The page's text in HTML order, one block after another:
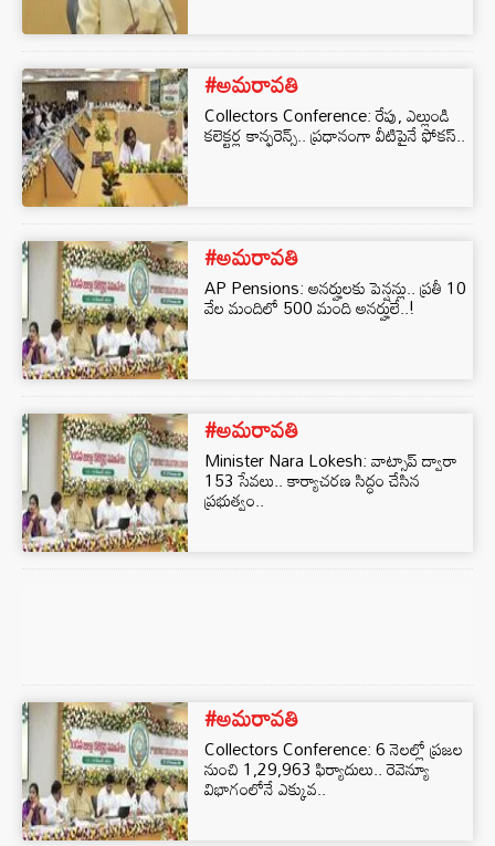
#అమరావతి
Collectors Conference: రేపు, ఎల్లుండి
కలెక్టర్ల కాన్ఫరెన్స్‌.. ప్రధానంగా వీటిపైనే ఫోకస్‌..
#అమరావతి
AP Pensions: అనర్హులకు పెన్షన్లు.. ప్రతీ 10
వేల మందిలో 500 మంది అనర్హులే..!
#అమరావతి
Minister Nara Lokesh: వాట్సాప్ ద్వారా
153 సేవలు.. కార్యాచరణ సిద్ధం చేసిన
ప్రభుత్వం..
#అమరావతి
Collectors Conference: 6 నెలల్లో ప్రజల
నుంచి 1,29,963 ఫిర్యాదులు.. రెవెన్యూ
విభాగంలోనే ఎక్కువ..